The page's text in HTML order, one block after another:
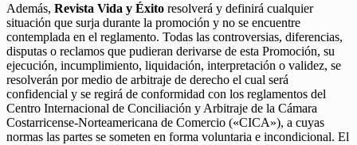
Además, Revista Vida y Éxito resolverá y definirá cualquier
situación que surja durante la promoción y no se encuentre
contemplada en el reglamento. Todas las controversias, diferencias,
disputas o reclamos que pudieran derivarse de esta Promoción, su
ejecución, incumplimiento, liquidación, interpretación o validez, se
resolverán por medio de arbitraje de derecho el cual será
confidencial y se regirá de conformidad con los reglamentos del
Centro Internacional de Conciliación y Arbitraje de la Cámara
Costarricense-Norteamericana de Comercio («CICA»), a cuyas
normas las partes se someten en forma voluntaria e incondicional. El